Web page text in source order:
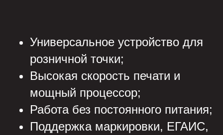
Универсальное устройство для
розничной точки;
Высокая скорость печати и
мощный процессор;
Работа без постоянного питания;
Поддержка маркировки, ЕГАИС,